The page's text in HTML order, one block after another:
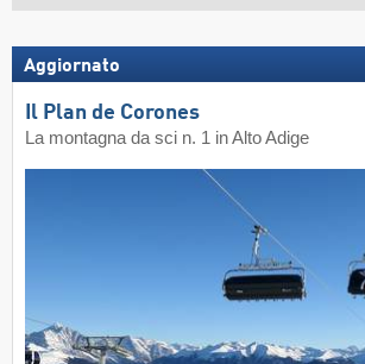
Aggiornato
Il Plan de Corones
La montagna da sci n. 1 in Alto Adige